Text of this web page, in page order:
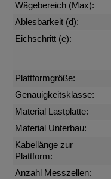
Wägebereich (Max):
Ablesbarkeit (d):
Eichschritt (e):
Plattformgröße:
Genauigkeitsklasse:
Material Lastplatte:
Material Unterbau:
Kabellänge zur
Plattform:
Anzahl Messzellen: